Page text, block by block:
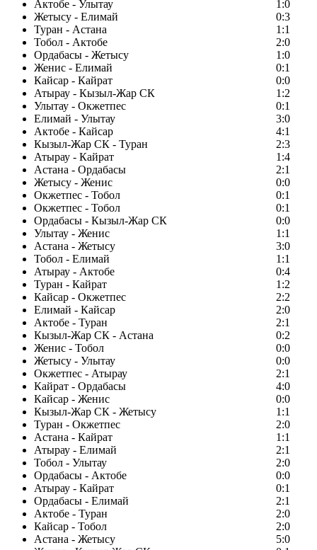
Актобе - Улытау
1:0
Жетысу - Елимай
0:3
Туран - Астана
1:1
Тобол - Актобе
2:0
Ордабасы - Жетысу
1:0
Женис - Елимай
0:1
Кайсар - Кайрат
0:0
Атырау - Кызыл-Жар СК
1:2
Улытау - Окжетпес
0:1
Елимай - Улытау
3:0
Актобе - Кайсар
4:1
Кызыл-Жар СК - Туран
2:3
Атырау - Кайрат
1:4
Астана - Ордабасы
2:1
Жетысу - Женис
0:0
Окжетпес - Тобол
0:1
Окжетпес - Тобол
0:1
Ордабасы - Кызыл-Жар СК
0:0
Улытау - Женис
1:1
Астана - Жетысу
3:0
Тобол - Елимай
1:1
Атырау - Актобе
0:4
Туран - Кайрат
1:2
Кайсар - Окжетпес
2:2
Елимай - Кайсар
2:0
Актобе - Туран
2:1
Кызыл-Жар СК - Астана
0:2
Женис - Тобол
0:0
Жетысу - Улытау
0:0
Окжетпес - Атырау
2:1
Кайрат - Ордабасы
4:0
Кайсар - Женис
0:0
Кызыл-Жар СК - Жетысу
1:1
Туран - Окжетпес
2:0
Астана - Кайрат
1:1
Атырау - Елимай
2:1
Тобол - Улытау
2:0
Ордабасы - Актобе
0:0
Атырау - Кайрат
0:1
Ордабасы - Елимай
2:1
Актобе - Туран
2:0
Кайсар - Тобол
2:0
Астана - Жетысу
5:0